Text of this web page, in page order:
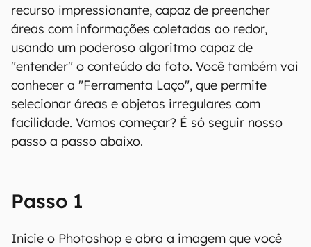
recurso impressionante, capaz de preencher
áreas com informações coletadas ao redor,
usando um poderoso algoritmo capaz de
"entender" o conteúdo da foto. Você também vai
conhecer a "Ferramenta Laço", que permite
selecionar áreas e objetos irregulares com
facilidade. Vamos começar? É só seguir nosso
passo a passo abaixo.
Passo 1
Inicie o Photoshop e abra a imagem que você